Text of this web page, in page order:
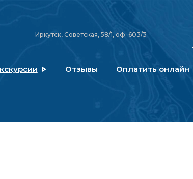
Иркутск, Советская, 58/1, оф. 603/3
Отзывы Оплатить онлайн